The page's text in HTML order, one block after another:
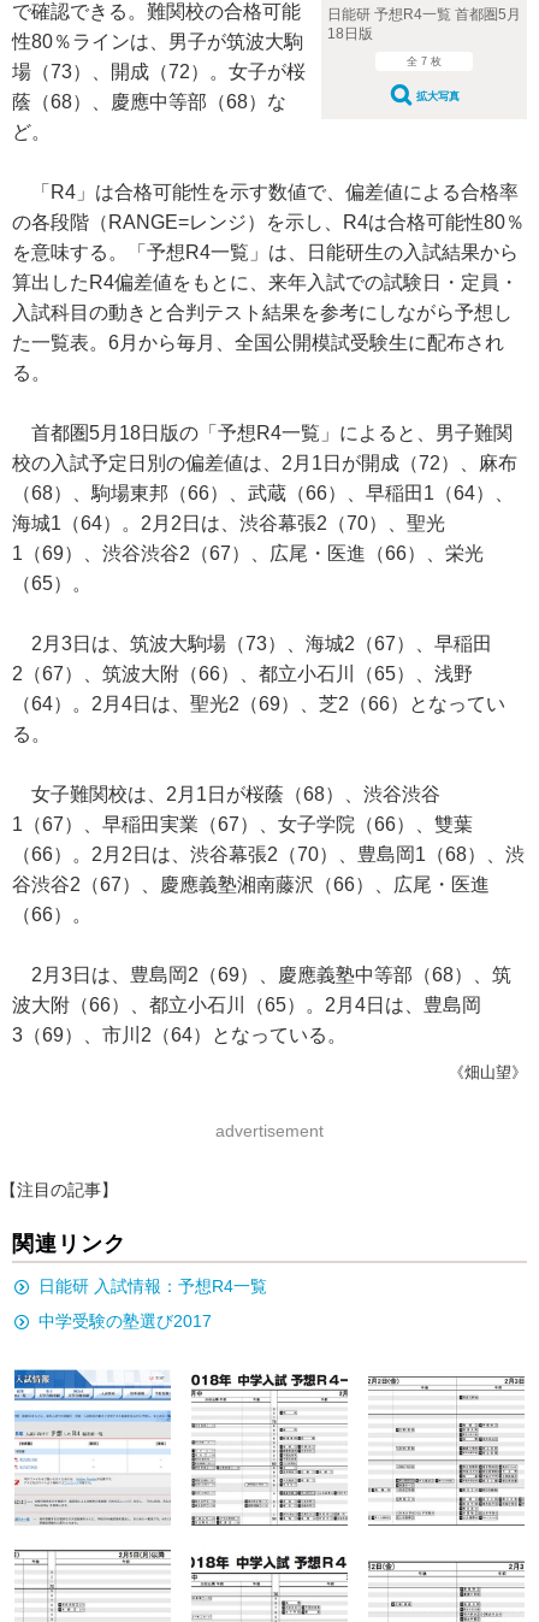
日能研 予想R4一覧 首都圏5月
18日版
全 7 枚
拡大写真
で確認できる。難関校の合格可能
性80％ラインは、男子が筑波大駒
場（73）、開成（72）。女子が桜
蔭（68）、慶應中等部（68）な
ど。
「R4」は合格可能性を示す数値で、偏差値による合格率
の各段階（RANGE=レンジ）を示し、R4は合格可能性80％
を意味する。「予想R4一覧」は、日能研生の入試結果から
算出したR4偏差値をもとに、来年入試での試験日・定員・
入試科目の動きと合判テスト結果を参考にしながら予想し
た一覧表。6月から毎月、全国公開模試受験生に配布され
る。
首都圏5月18日版の「予想R4一覧」によると、男子難関
校の入試予定日別の偏差値は、2月1日が開成（72）、麻布
（68）、駒場東邦（66）、武蔵（66）、早稲田1（64）、
海城1（64）。2月2日は、渋谷幕張2（70）、聖光
1（69）、渋谷渋谷2（67）、広尾・医進（66）、栄光
（65）。
2月3日は、筑波大駒場（73）、海城2（67）、早稲田
2（67）、筑波大附（66）、都立小石川（65）、浅野
（64）。2月4日は、聖光2（69）、芝2（66）となってい
る。
女子難関校は、2月1日が桜蔭（68）、渋谷渋谷
1（67）、早稲田実業（67）、女子学院（66）、雙葉
（66）。2月2日は、渋谷幕張2（70）、豊島岡1（68）、渋
谷渋谷2（67）、慶應義塾湘南藤沢（66）、広尾・医進
（66）。
2月3日は、豊島岡2（69）、慶應義塾中等部（68）、筑
波大附（66）、都立小石川（65）。2月4日は、豊島岡
3（69）、市川2（64）となっている。
《畑山望》
advertisement
【注目の記事】
関連リンク
日能研 入試情報：予想R4一覧
中学受験の塾選び2017